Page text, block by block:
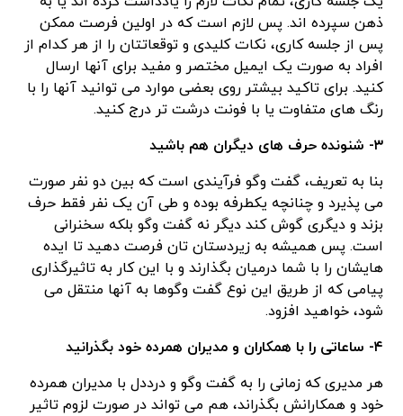
ذهن سپرده اند. پس لازم است که در اولین فرصت ممکن
پس از جلسه کاری، نکات کلیدی و توقعاتتان را از هر کدام از
افراد به صورت یک ایمیل مختصر و مفید برای آنها ارسال
کنید. برای تاکید بیشتر روی بعضی موارد می توانید آنها را با
رنگ های متفاوت یا با فونت درشت تر درج کنید.
۳- شنونده حرف های دیگران هم باشید
بنا به تعریف، گفت وگو فرآیندی است که بین دو نفر صورت
می پذیرد و چنانچه یکطرفه بوده و طی آن یک نفر فقط حرف
بزند و دیگری گوش کند دیگر نه گفت وگو بلکه سخنرانی
است. پس همیشه به زیردستان تان فرصت دهید تا ایده
هایشان را با شما درمیان بگذارند و با این کار به تاثیرگذاری
پیامی که از طریق این نوع گفت وگوها به آنها منتقل می
شود، خواهید افزود.
۴- ساعاتی را با همکاران و مدیران همرده خود بگذرانید
هر مدیری که زمانی را به گفت وگو و درددل با مدیران همرده
خود و همکارانش بگذراند، هم می تواند در صورت لزوم تاثیر